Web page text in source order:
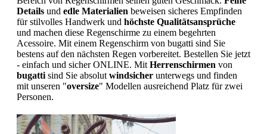
Details und edle Materialien beweisen sicheres Empfinden
für stilvolles Handwerk und höchste Qualitätsansprüche
und machen diese Regenschirme zu einem begehrten
Acessoire. Mit einem Regenschirm von bugatti sind Sie
bestens auf den nächsten Regen vorbereitet. Bestellen Sie jetzt
- einfach und sicher ONLINE. Mit Herrenschirmen von
bugatti sind Sie absolut windsicher unterwegs und finden
mit unseren "oversize" Modellen ausreichend Platz für zwei
Personen.